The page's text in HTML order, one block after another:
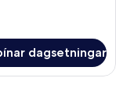
dagsetningar